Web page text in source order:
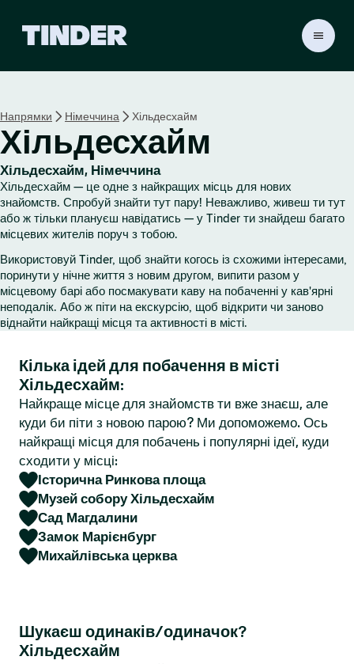
н
а
с
т
о
р
і
н
а
T
i
n
r
Напрямки Німеччина Хільдесхайм
Хільдесхайм
Хільдесхайм, Німеччина
Хільдесхайм — це одне з найкращих місць для нових
знайомств. Спробуй знайти тут пару! Неважливо, живеш ти тут
або ж тільки плануєш навідатись — у Tinder ти знайдеш багато
місцевих жителів поруч з тобою.
Використовуй Tinder, щоб знайти когось із схожими інтересами,
поринути у нічне життя з новим другом, випити разом у
місцевому барі або посмакувати каву на побаченні у кав'ярні
неподалік. Або ж піти на екскурсію, щоб відкрити чи заново
віднайти найкращі місця та активності в місті.
Кілька ідей для побачення в місті
Хільдесхайм:
Найкраще місце для знайомств ти вже знаєш, але
куди би піти з новою парою? Ми допоможемо. Ось
найкращі місця для побачень і популярні ідеї, куди
сходити у місці:
Історична Ринкова площа
Музей собору Хільдесхайм
Сад Магдалини
Замок Марієнбург
Михайлівська церква
Шукаєш одинаків/одиначок?
Хільдесхайм